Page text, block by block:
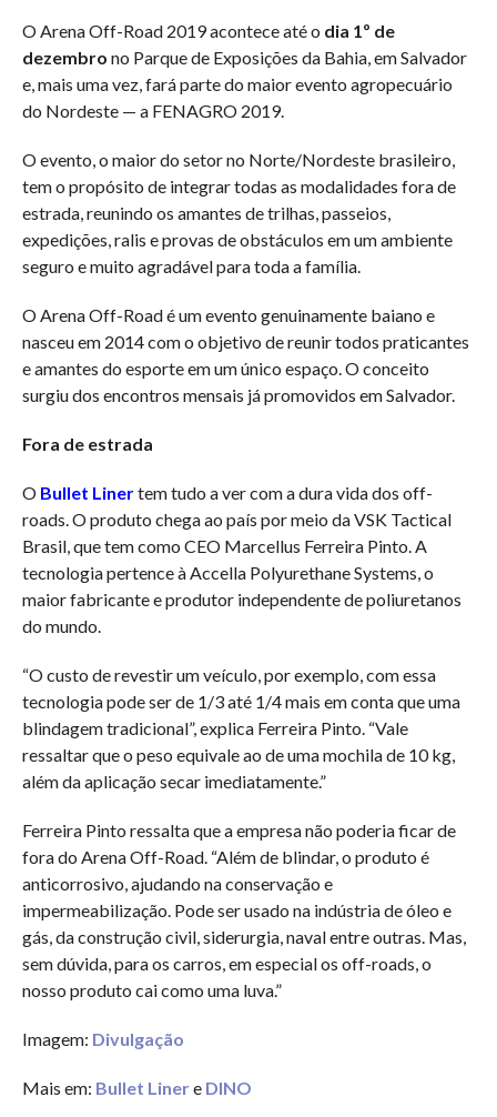
O Arena Off-Road 2019 acontece até o dia 1º de
dezembro no Parque de Exposições da Bahia, em Salvador
e, mais uma vez, fará parte do maior evento agropecuário
do Nordeste — a FENAGRO 2019.
O evento, o maior do setor no Norte/Nordeste brasileiro,
tem o propósito de integrar todas as modalidades fora de
estrada, reunindo os amantes de trilhas, passeios,
expedições, ralis e provas de obstáculos em um ambiente
seguro e muito agradável para toda a família.
O Arena Off-Road é um evento genuinamente baiano e
nasceu em 2014 com o objetivo de reunir todos praticantes
e amantes do esporte em um único espaço. O conceito
surgiu dos encontros mensais já promovidos em Salvador.
Fora de estrada
O Bullet Linertem tudo a ver com a dura vida dos off-
roads. O produto chega ao país por meio da VSK Tactical
Brasil, que tem como CEO Marcellus Ferreira Pinto. A
tecnologia pertence à Accella Polyurethane Systems, o
maior fabricante e produtor independente de poliuretanos
do mundo.
“O custo de revestir um veículo, por exemplo, com essa
tecnologia pode ser de 1/3 até 1/4 mais em conta que uma
blindagem tradicional”, explica Ferreira Pinto. “Vale
ressaltar que o peso equivale ao de uma mochila de 10 kg,
além da aplicação secar imediatamente.”
Ferreira Pinto ressalta que a empresa não poderia ficar de
fora do Arena Off-Road. “Além de blindar, o produto é
anticorrosivo, ajudando na conservação e
impermeabilização. Pode ser usado na indústria de óleo e
gás, da construção civil, siderurgia, naval entre outras. Mas,
sem dúvida, para os carros, em especial os off-roads, o
nosso produto cai como uma luva.”
Imagem: Divulgação
Mais em: Bullet Linere DINO